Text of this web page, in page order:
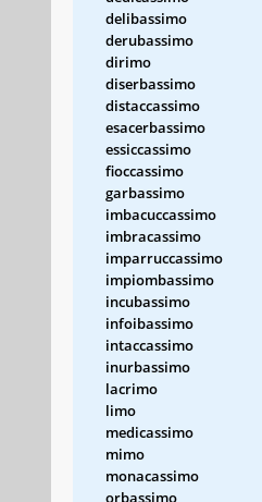
delibassimo
derubassimo
dirimo
diserbassimo
distaccassimo
esacerbassimo
essiccassimo
fioccassimo
garbassimo
imbacuccassimo
imbracassimo
imparruccassimo
impiombassimo
incubassimo
infoibassimo
intaccassimo
inurbassimo
lacrimo
limo
medicassimo
mimo
monacassimo
orbassimo